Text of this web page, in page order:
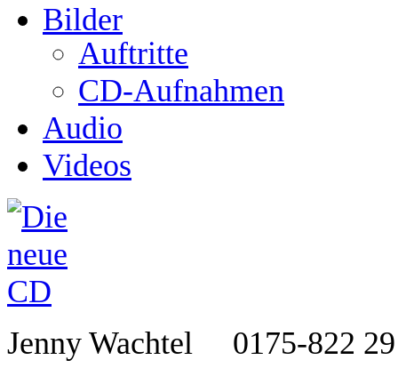
Bilder
Auftritte
CD-Aufnahmen
Audio
Videos
Jenny Wachtel
0175-822